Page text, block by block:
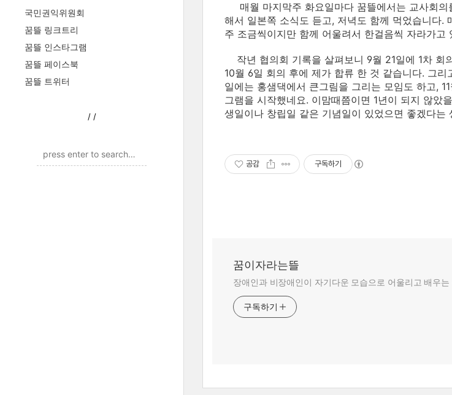
국민권익위원회
꿈뜰 링크트리
꿈뜰 인스타그램
꿈뜰 페이스북
꿈뜰 트위터
/ /
매월 마지막주 화요일마다 꿈뜰에서는 교사회의
해서 일본쪽 소식도 듣고, 저녁도 함께 먹었습니다.
주 조금씩이지만 함께 어울려서 한걸음씩 자라가고
작년 협의회 기록을 살펴보니 9월 21일에 1차 회
10월 6일 회의 후에 제가 합류 한 것 같습니다. 그
일에는 홍샘댁에서 큰그림을 그리는 모임도 하고,
그램을 시작했네요. 이맘때쯤이면 1년이 되지 않았
생일이나 창립일 같은 기념일이 있었으면 좋겠다
공감 구독하기
꿈이자라는뜰
장애인과 비장애인이 자기다운 모습으로 어울리고 배우는
구독하기